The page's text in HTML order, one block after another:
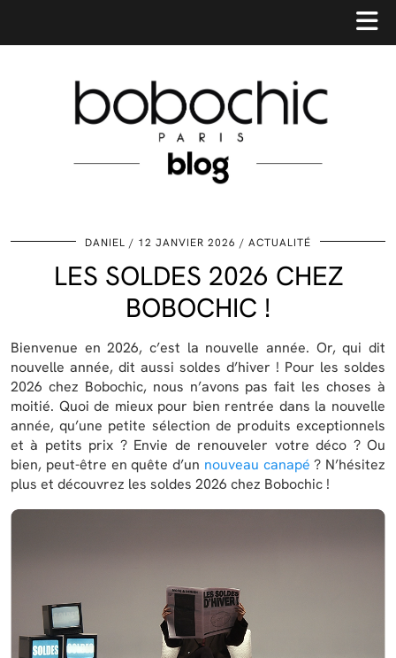
DANIEL 12 JANVIER 2026 ACTUALITÉ
LES SOLDES 2026 CHEZ
BOBOCHIC !
Bienvenue en 2026, c’est la nouvelle année. Or, qui dit
nouvelle année, dit aussi soldes d’hiver ! Pour les soldes
2026 chez Bobochic, nous n’avons pas fait les choses à
moitié. Quoi de mieux pour bien rentrée dans la nouvelle
année, qu’une petite sélection de produits exceptionnels
et à petits prix ? Envie de renouveler votre déco ? Ou
bien, peut-être en quête d’un nouveau canapé ? N’hésitez
plus et découvrez les soldes 2026 chez Bobochic !